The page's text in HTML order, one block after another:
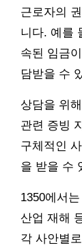
근로자의
니다. 예를
속된 임금
담받을 수
상담을 위
관련 증빙
구체적인
을 받을 수
1350에서
산업 재해
각 사안별